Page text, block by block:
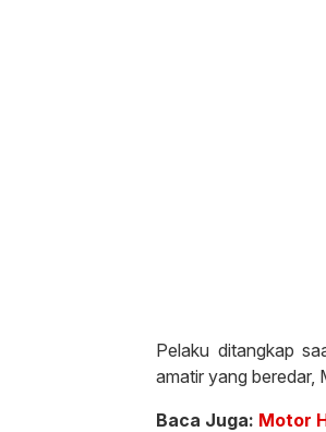
Pelaku ditangkap
amatir yang beredar,
Baca Juga: Motor